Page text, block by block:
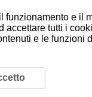
funzionamento e il
accettare tutti i
e le funzioni